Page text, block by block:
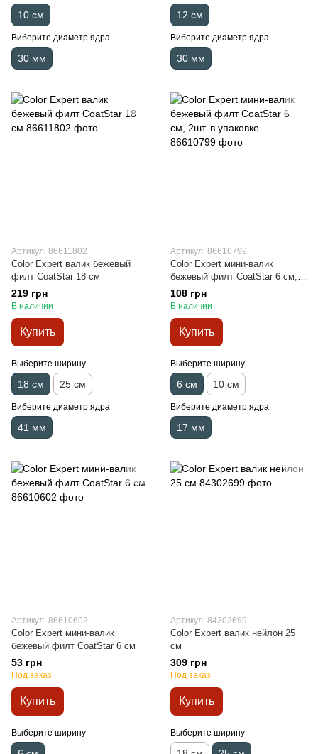
10 см
Виберите диаметр ядра
30 мм
12 см
Виберите диаметр ядра
30 мм
Артикул: 86611802
Color Expert валик бежевый
филт CoatStar 18 см
219 грн
В наличии
Купить
Выберите ширину
18 см 25 см
Виберите диаметр ядра
41 мм
Артикул: 86610799
Color Expert мини-валик
бежевый филт CoatStar 6 см,
2шт. в упаковке
108 грн
В наличии
Купить
Выберите ширину
6 см 10 см
Виберите диаметр ядра
17 мм
Артикул: 86610602
Color Expert мини-валик
бежевый филт CoatStar 6 см
53 грн
Под заказ
Купить
Выберите ширину
Артикул: 84302699
Color Expert валик нейлон 25
см
309 грн
Под заказ
Купить
Выберите ширину